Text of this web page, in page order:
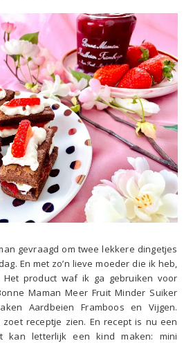
gevraagd om twee lekkere dingetjes
En met zo’n lieve moeder die ik heb,
product waf ik ga gebruiken voor
Maman Meer Fruit Minder Suiker
Aardbeien Framboos en Vijgen.
receptje zien. En recept is nu een
kan letterlijk een kind maken: mini